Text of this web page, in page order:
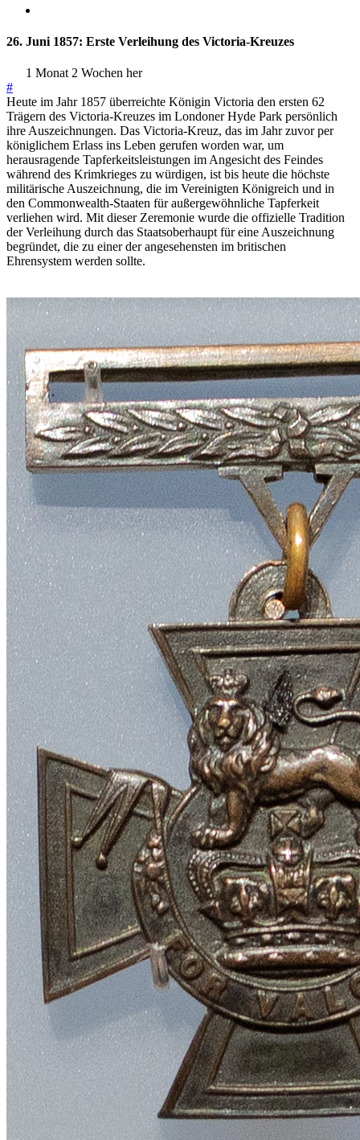
26. Juni 1857: Erste Verleihung des Victoria-Kreuzes
1 Monat 2 Wochen her
#
Heute im Jahr 1857 überreichte Königin Victoria den ersten 62
Trägern des Victoria-Kreuzes im Londoner Hyde Park persönlich
ihre Auszeichnungen. Das Victoria-Kreuz, das im Jahr zuvor per
königlichem Erlass ins Leben gerufen worden war, um
herausragende Tapferkeitsleistungen im Angesicht des Feindes
während des Krimkrieges zu würdigen, ist bis heute die höchste
militärische Auszeichnung, die im Vereinigten Königreich und in
den Commonwealth-Staaten für außergewöhnliche Tapferkeit
verliehen wird. Mit dieser Zeremonie wurde die offizielle Tradition
der Verleihung durch das Staatsoberhaupt für eine Auszeichnung
begründet, die zu einer der angesehensten im britischen
Ehrensystem werden sollte.